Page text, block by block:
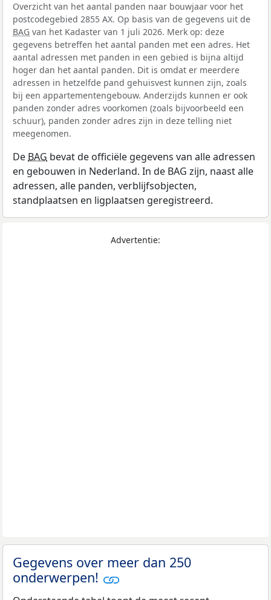
Overzicht van het aantal panden naar bouwjaar voor het
postcodegebied 2855 AX. Op basis van de gegevens uit de
BAG van het Kadaster van 1 juli 2026. Merk op: deze
gegevens betreffen het aantal panden met een adres. Het
aantal adressen met panden in een gebied is bijna altijd
hoger dan het aantal panden. Dit is omdat er meerdere
adressen in hetzelfde pand gehuisvest kunnen zijn, zoals
bij een appartementengebouw. Anderzijds kunnen er ook
panden zonder adres voorkomen (zoals bijvoorbeeld een
schuur), panden zonder adres zijn in deze telling niet
meegenomen.
De BAG bevat de officiële gegevens van alle adressen
en gebouwen in Nederland. In de BAG zijn, naast alle
adressen, alle panden, verblijfsobjecten,
standplaatsen en ligplaatsen geregistreerd.
Advertentie:
Gegevens over meer dan 250
onderwerpen!